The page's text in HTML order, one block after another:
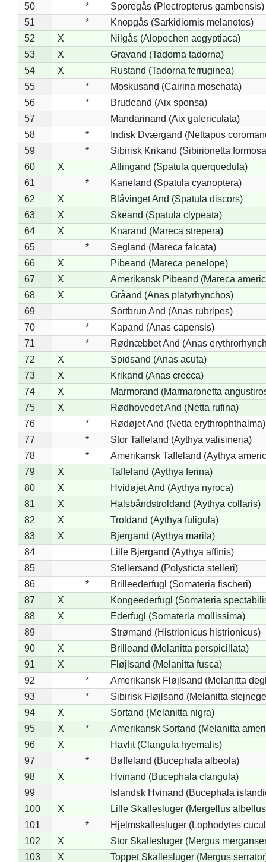
50
*
Sporegås (Plectropterus gambensis)
51
*
Knopgås (Sarkidiornis melanotos)
52
X
Nilgås (Alopochen aegyptiaca)
53
X
Gravand (Tadorna tadorna)
54
X
Rustand (Tadorna ferruginea)
55
*
Moskusand (Cairina moschata)
56
*
Brudeand (Aix sponsa)
57
Mandarinand (Aix galericulata)
58
*
Indisk Dværgand (Nettapus
59
*
Sibirisk Krikand (Sibirionetta
60
X
Atlingand (Spatula querquedula)
61
*
Kaneland (Spatula cyanoptera)
62
X
Blåvinget And (Spatula discors)
63
X
Skeand (Spatula clypeata)
64
X
Knarand (Mareca strepera)
65
*
Segland (Mareca falcata)
66
X
Pibeand (Mareca penelope)
67
X
Amerikansk Pibeand (Mareca
68
X
Gråand (Anas platyrhynchos)
69
Sortbrun And (Anas rubripes)
70
*
Kapand (Anas capensis)
71
*
Rødnæbbet And (Anas
72
X
Spidsand (Anas acuta)
73
X
Krikand (Anas crecca)
74
X
Marmorand (Marmaronetta
75
X
Rødhovedet And (Netta rufina)
76
*
Rødøjet And (Netta erythrophthalma)
77
*
Stor Taffeland (Aythya valisineria)
78
*
Amerikansk Taffeland (Aythya
79
X
Taffeland (Aythya ferina)
80
X
Hvidøjet And (Aythya nyroca)
81
X
Halsbåndstroldand (Aythya collaris)
82
X
Troldand (Aythya fuligula)
83
X
Bjergand (Aythya marila)
84
Lille Bjergand (Aythya affinis)
85
Stellersand (Polysticta stelleri)
86
*
Brilleederfugl (Somateria fischeri)
87
X
Kongeederfugl (Somateria
88
X
Ederfugl (Somateria mollissima)
89
Strømand (Histrionicus histrionicus)
90
X
Brilleand (Melanitta perspicillata)
91
X
Fløjlsand (Melanitta fusca)
92
*
Amerikansk Fløjlsand (Melanitta
93
*
Sibirisk Fløjlsand (Melanitta
94
X
Sortand (Melanitta nigra)
95
X *
Amerikansk Sortand (Melanitta
96
X
Havlit (Clangula hyemalis)
97
*
Bøffeland (Bucephala albeola)
98
X
Hvinand (Bucephala clangula)
99
Islandsk Hvinand (Bucephala
100
X
Lille Skallesluger (Mergellus
101
*
Hjelmskallesluger (Lophodytes
102
X
Stor Skallesluger (Mergus
103
X Toppet Skallesluger (Mergus